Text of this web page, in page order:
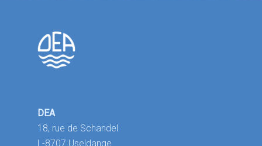
DEA
18, rue de Schandel
L-8707 Useldange